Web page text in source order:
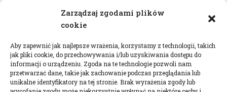
Zarządzaj zgodami plików
cookie
Aby zapewnić jak najlepsze wrażenia, korzystamy z technologii, takich
jak pliki cookie, do przechowywania i/lub uzyskiwania dostępu do
informacji o urządzeniu. Zgoda na te technologie pozwoli nam
przetwarzać dane, takie jak zachowanie podczas przeglądania lub
unikalne identyfikatory na tej stronie. Brak wyrażenia zgody lub
Adres skrzynki
rytka
Adres do e-
Doręczeń: